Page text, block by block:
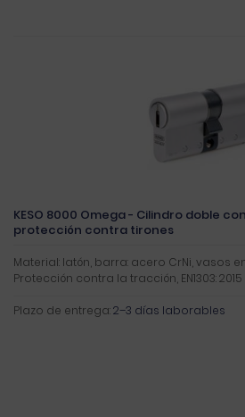
KESO 8000 Omega - Cilindro doble
protección contra tirones
Material: latón, barra: acero CrNi, vasos
Protección contra la tracción, EN1303:
Plazo de entrega:2–3 días laborables